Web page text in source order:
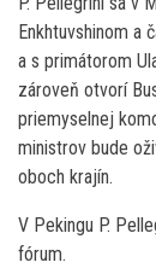
Enkhtuvshinom a
a s primátorom
zároveň otvorí
priemyselnej
ministrov bude
oboch krajín.
V Pekingu P.
fórum.